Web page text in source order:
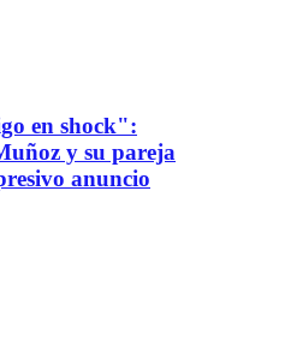
en shock":
y su pareja
anuncio